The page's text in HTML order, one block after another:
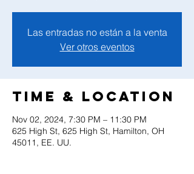
Las entradas no están a la venta
Ver otros eventos
Time & Location
Nov 02, 2024, 7:30 PM – 11:30 PM
625 High St, 625 High St, Hamilton, OH
45011, EE. UU.